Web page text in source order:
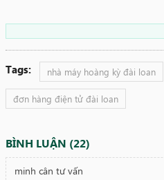
Tags: nhà máy hoàng kỳ đài loan
đơn hàng điện tử đài loan
BÌNH LUẬN (22)
minh cân tư vấn